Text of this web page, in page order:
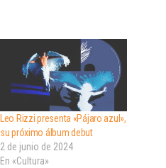
Leo Rizzi presenta «Pájaro azul»,
su próximo álbum debut
2 de junio de 2024
En «Cultura»